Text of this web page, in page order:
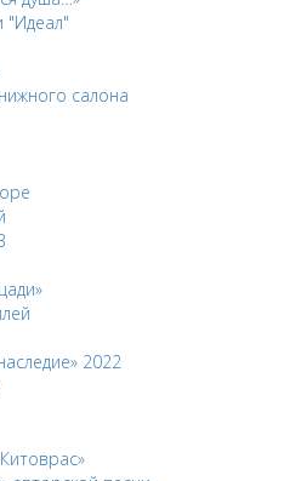
"Идеал"
салона
2022